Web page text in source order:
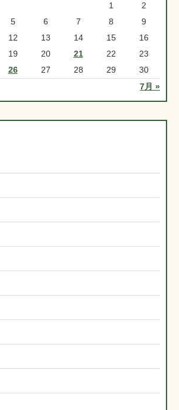
7月 »
1
2
5 6 7 8
9
12 13 14 15
16
19 20 21 22
23
26 27 28 29 30